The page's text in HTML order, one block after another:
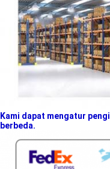
Kami dapat mengatur
berbeda.